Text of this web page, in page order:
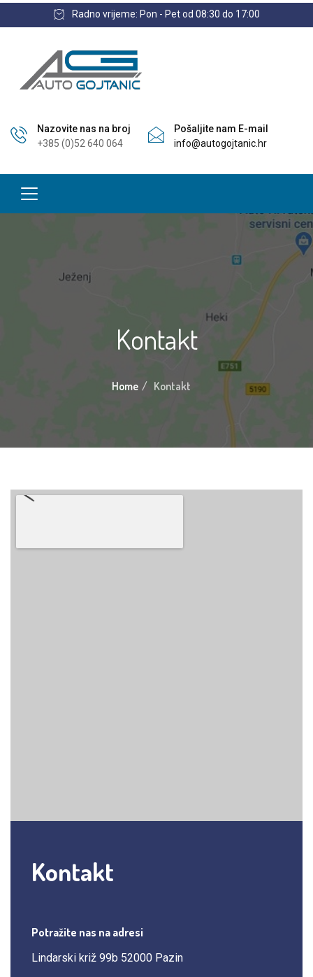
Radno vrijeme: Pon - Pet od 08:30 do 17:00
Nazovite nas na broj
+385 (0)52 640 064
Pošaljite nam E-mail
info@autogojtanic.hr
Kontakt
Home Kontakt
Kontakt
Potražite nas na adresi
Lindarski križ 99b 52000 Pazin